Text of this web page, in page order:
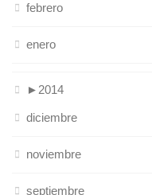
febrero
enero
► 2014
diciembre
noviembre
septiembre